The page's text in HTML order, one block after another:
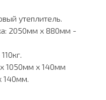
утеплитель.
2050мм х 880мм -
1050мм х 140мм
140мм.